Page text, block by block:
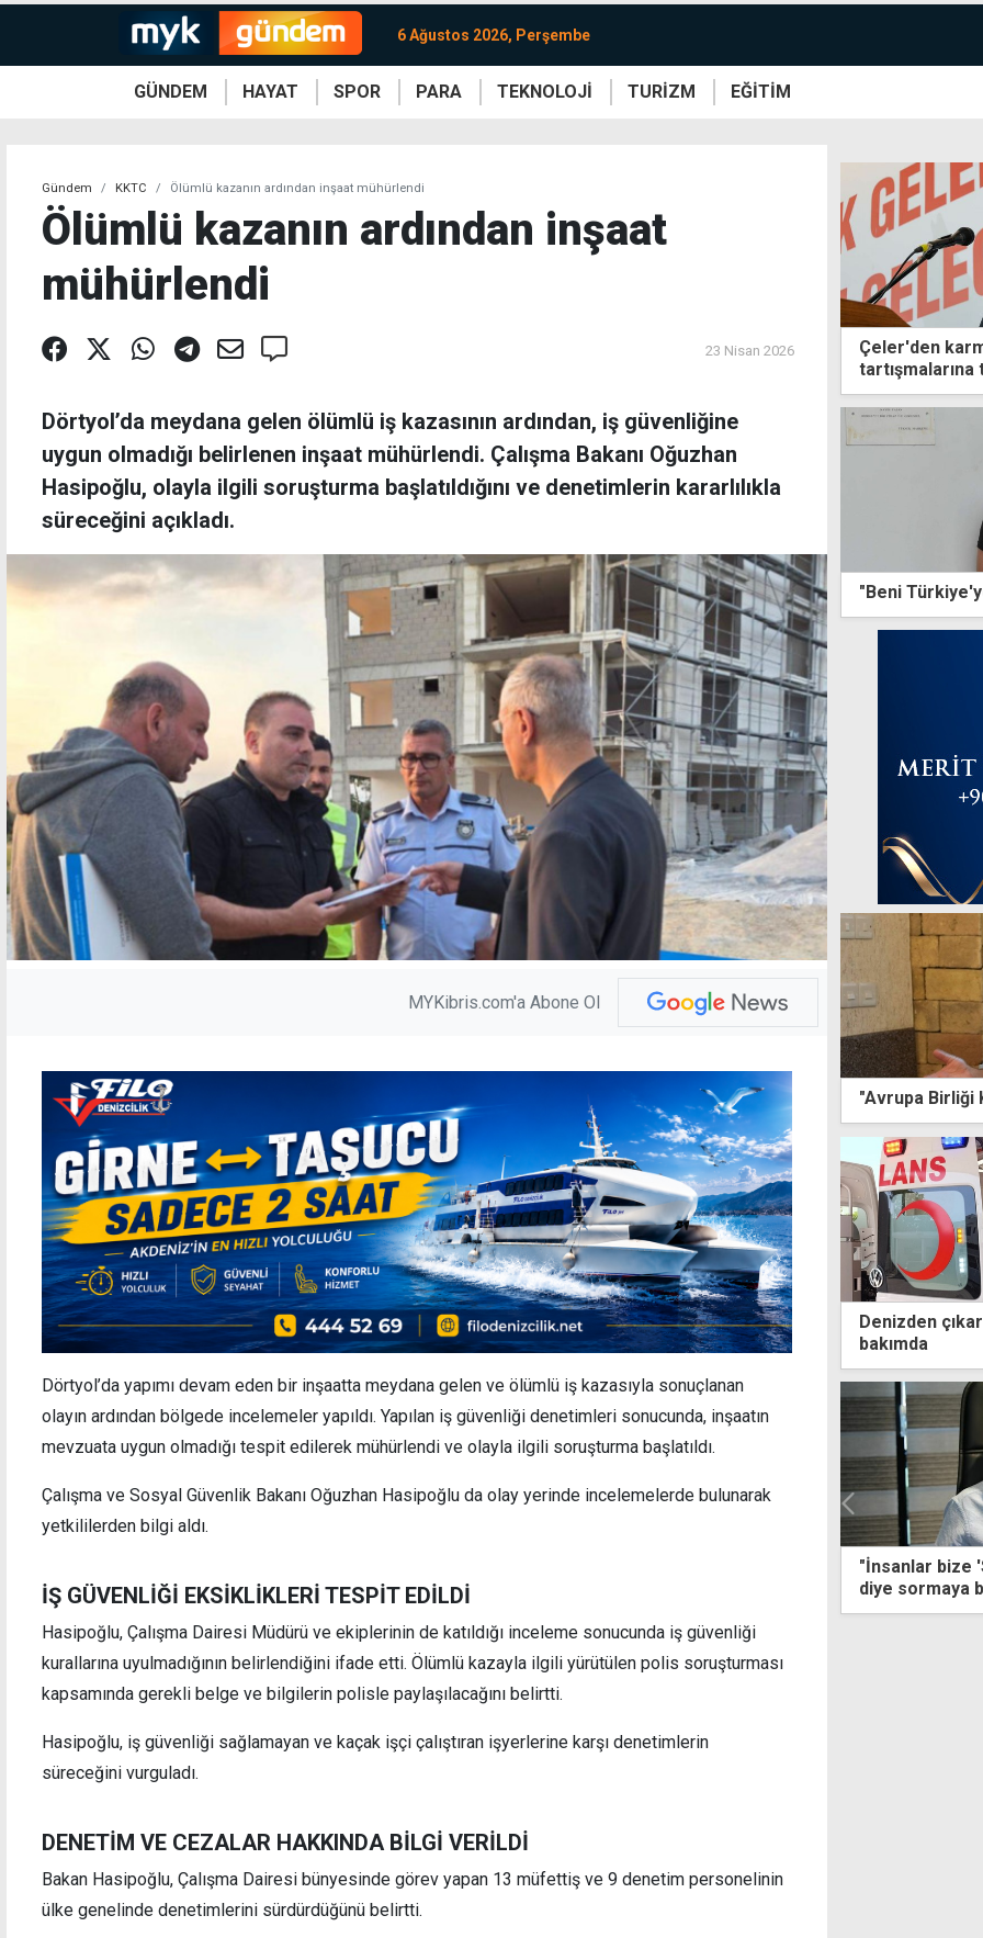
6 Ağustos 2026, Perşembe
GÜNDEM HAYAT SPOR PARA TEKNOLOJİ TURİZM EĞİTİM
Gündem KKTC Ölümlü kazanın ardından inşaat mühürlendi
Ölümlü kazanın ardından inşaat
mühürlendi
23 Nisan 2026
Dörtyol’da meydana gelen ölümlü iş kazasının ardından, iş güvenliğine
uygun olmadığı belirlenen inşaat mühürlendi. Çalışma Bakanı Oğuzhan
Hasipoğlu, olayla ilgili soruşturma başlatıldığını ve denetimlerin kararlılıkla
süreceğini açıkladı.
MYKibris.com'a Abone Ol
Dörtyol’da yapımı devam eden bir inşaatta meydana gelen ve ölümlü iş kazasıyla sonuçlanan
olayın ardından bölgede incelemeler yapıldı. Yapılan iş güvenliği denetimleri sonucunda, inşaatın
mevzuata uygun olmadığı tespit edilerek mühürlendi ve olayla ilgili soruşturma başlatıldı.
Çalışma ve Sosyal Güvenlik Bakanı Oğuzhan Hasipoğlu da olay yerinde incelemelerde bulunarak
yetkililerden bilgi aldı.
İŞ GÜVENLİĞİ EKSİKLİKLERİ TESPİT EDİLDİ
Hasipoğlu, Çalışma Dairesi Müdürü ve ekiplerinin de katıldığı inceleme sonucunda iş güvenliği
kurallarına uyulmadığının belirlendiğini ifade etti. Ölümlü kazayla ilgili yürütülen polis soruşturması
kapsamında gerekli belge ve bilgilerin polisle paylaşılacağını belirtti.
Hasipoğlu, iş güvenliği sağlamayan ve kaçak işçi çalıştıran işyerlerine karşı denetimlerin
süreceğini vurguladı.
DENETİM VE CEZALAR HAKKINDA BİLGİ VERİLDİ
Bakan Hasipoğlu, Çalışma Dairesi bünyesinde görev yapan 13 müfettiş ve 9 denetim personelinin
ülke genelinde denetimlerini sürdürdüğünü belirtti.
Çeler'den
tartışmalarına
"Beni
"Avrupa Birliği
Denizden
bakımda
mesajı
diye sormaya başladı"
Sıcaklık 40